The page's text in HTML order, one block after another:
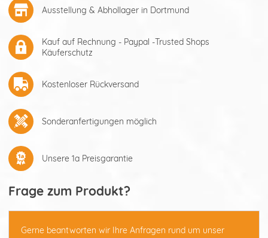
Ausstellung & Abhollager in Dortmund
Kauf auf Rechnung - Paypal -Trusted Shops
Käuferschutz
Kostenloser Rückversand
Sonderanfertigungen möglich
Unsere 1a Preisgarantie
Frage zum Produkt?
Gerne beantworten wir Ihre Anfragen rund um unser